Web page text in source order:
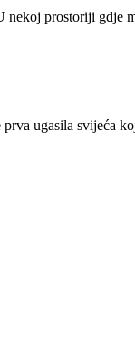
nekoj prostoriji gdje
ugasila svijeća